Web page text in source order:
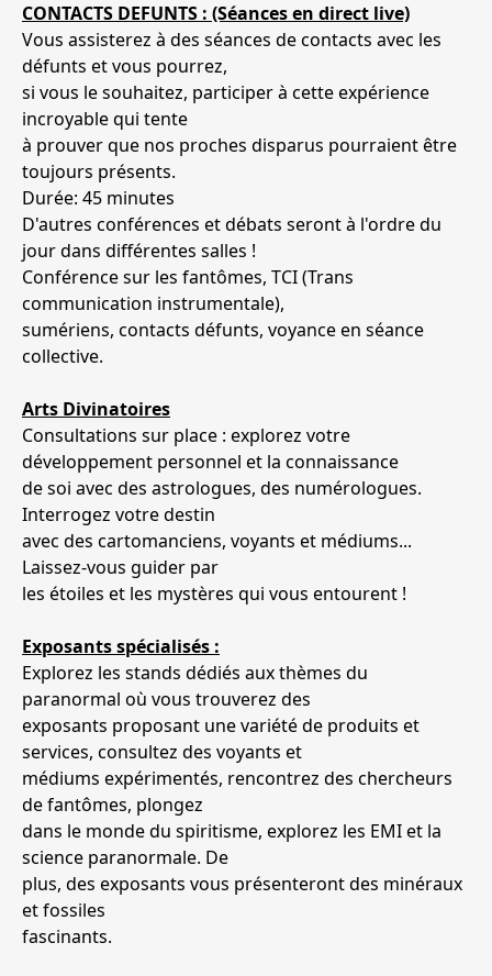
CONTACTS DEFUNTS : (Séances en direct live)
Vous assisterez à des séances de contacts avec les
défunts et vous pourrez,
si vous le souhaitez, participer à cette expérience
incroyable qui tente
à prouver que nos proches disparus pourraient être
toujours présents.
Durée: 45 minutes
D'autres conférences et débats seront à l'ordre du
jour dans différentes salles !
Conférence sur les fantômes, TCI (Trans
communication instrumentale),
sumériens, contacts défunts, voyance en séance
collective.
Arts Divinatoires
Consultations sur place : explorez votre
développement personnel et la connaissance
de soi avec des astrologues, des numérologues.
Interrogez votre destin
avec des cartomanciens, voyants et médiums...
Laissez-vous guider par
les étoiles et les mystères qui vous entourent !
Exposants spécialisés :
Explorez les stands dédiés aux thèmes du
paranormal où vous trouverez des
exposants proposant une variété de produits et
services, consultez des voyants et
médiums expérimentés, rencontrez des chercheurs
de fantômes, plongez
dans le monde du spiritisme, explorez les EMI et la
science paranormale. De
plus, des exposants vous présenteront des minéraux
et fossiles
fascinants.